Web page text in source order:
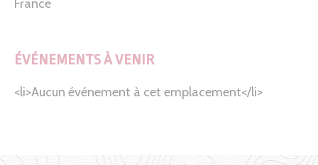
France
ÉVÉNEMENTS À VENIR
<li>Aucun événement à cet emplacement</li>